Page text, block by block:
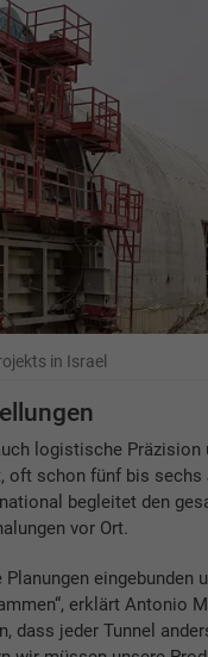
in Israel
logistische Präzision
schon fünf bis sechs
begleitet den
vor Ort.
eingebunden
erklärt Antonio
dass jeder Tunnel